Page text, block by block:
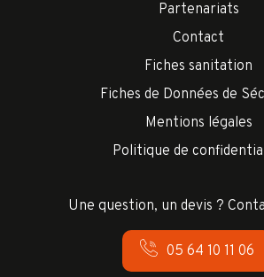
Partenariats
Contact
Fiches sanitation
Fiches de Données de
Mentions légales
Politique de
Une question, un devis ?
05 64 10 11 06